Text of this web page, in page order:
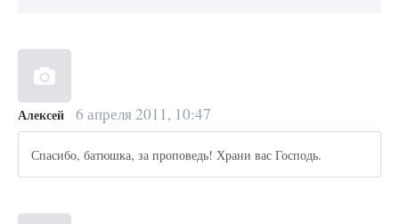
Алексей 6 апреля 2011, 10:47
Спасибо, батюшка, за проповедь! Храни вас Господь.